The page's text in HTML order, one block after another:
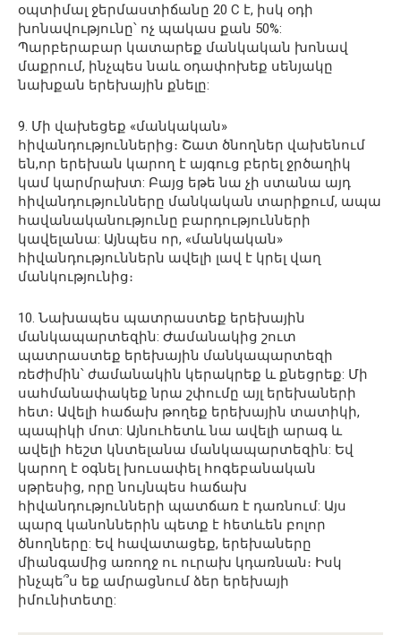
օպտիմալ ջերմաստիճանը 20 C է, իսկ օդի
խոնավությունը՝ ոչ պակաս քան 50%:
Պարբերաբար կատարեք մանկական խոնավ
մաքրում, ինչպես նաև օդափոխեք սենյակը
նախքան երեխային քնելը:
9. Մի վախեցեք «մանկական»
հիվանդություններից։ Շատ ծնողներ վախենում
են,որ երեխան կարող է այգուց բերել ջրծաղիկ
կամ կարմրախտ: Բայց եթե նա չի ստանա այդ
հիվանդությունները մանկական տարիքում, ապա
հավանականությունը բարդությունների
կավելանա: Այնպես որ, «մանկական»
հիվանդություններն ավելի լավ է կրել վաղ
մանկությունից։
10. Նախապես պատրաստեք երեխային
մանկապարտեզին: Ժամանակից շուտ
պատրաստեք երեխային մանկապարտեզի
ռեժիմին՝ ժամանակին կերակրեք և քնեցրեք: Մի
սահմանափակեք նրա շփումը այլ երեխաների
հետ։ Ավելի հաճախ թողեք երեխային տատիկի,
պապիկի մոտ: Այնուհետև նա ավելի արագ և
ավելի հեշտ կնտելանա մանկապարտեզին: Եվ
կարող է օգնել խուսափել հոգեբանական
սթրեսից, որը նույնպես հաճախ
հիվանդությունների պատճառ է դառնում: Այս
պարզ կանոններին պետք է հետևեն բոլոր
ծնողները: Եվ հավատացեք, երեխաները
միանգամից առողջ ու ուրախ կդառնան։ Իսկ
ինչպե՞ս եք ամրացնում ձեր երեխայի
իմունիտետը: